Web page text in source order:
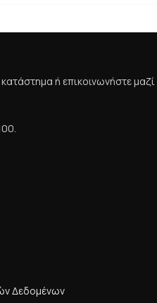
ή επικοινωνήστε μαζί
Δεδομένων